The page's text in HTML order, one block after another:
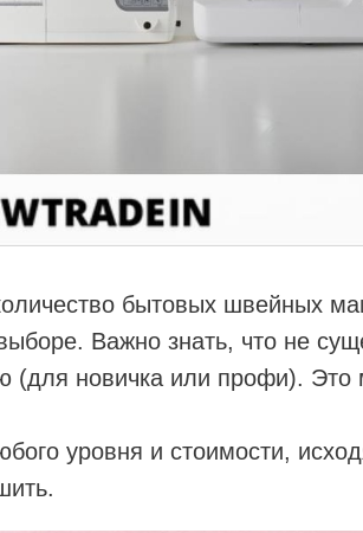
бытовых швейных
Важно знать, что не
(для новичка или профи). Это
уровня и стоимости,